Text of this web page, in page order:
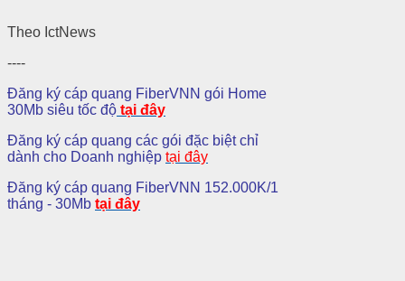
Theo IctNews
----
Đăng ký cáp quang FiberVNN gói Home
30Mb siêu tốc độ tại đây
Đăng ký cáp quang các gói đặc biệt chỉ
dành cho Doanh nghiệp tại đây
Đăng ký cáp quang FiberVNN 152.000K/1
tháng - 30Mb tại đây